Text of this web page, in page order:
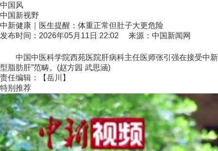
中国风
中国新视野
中新健康｜医生提醒：体重正常但肚子大更危险
发布时间：2026年05月11日 22:02 来源：中国新闻网
中国中医科学院西苑医院肝病科主任医师张引强在接受中新
型脂肪肝”范畴。(赵方园 武思涵)
责任编辑：【岳川】
特别推荐